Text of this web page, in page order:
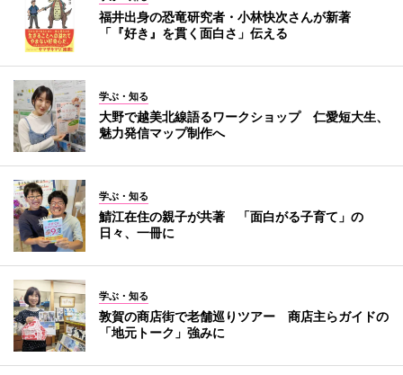
福井出身の恐竜研究者・小林快次さんが新著
「『好き』を貫く面白さ」伝える
学ぶ・知る
大野で越美北線語るワークショップ 仁愛短大生、
魅力発信マップ制作へ
学ぶ・知る
鯖江在住の親子が共著 「面白がる子育て」の
日々、一冊に
学ぶ・知る
敦賀の商店街で老舗巡りツアー 商店主らガイドの
「地元トーク」強みに